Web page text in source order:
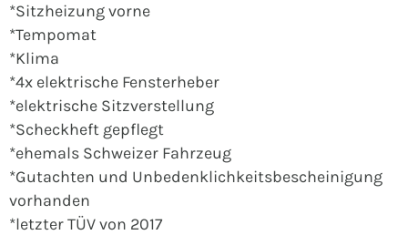
*Sitzheizung vorne
*Tempomat
*Klima
*4x elektrische Fensterheber
*elektrische Sitzverstellung
*Scheckheft gepflegt
*ehemals Schweizer Fahrzeug
*Gutachten und Unbedenklichkeitsbescheinigung
vorhanden
*letzter TÜV von 2017